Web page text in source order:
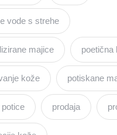
vode s strehe
majice poetična
kože potiskane
prodaja